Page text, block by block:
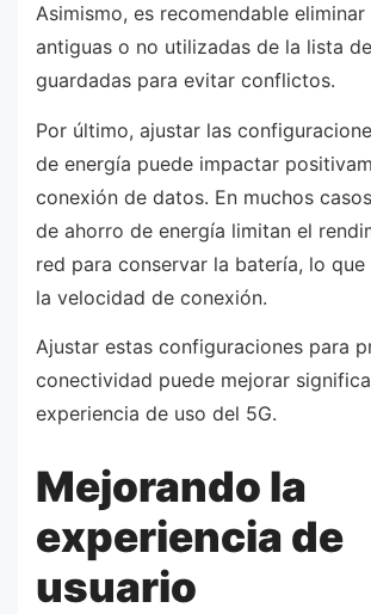
Asimismo, es recomendable eliminar
antiguas o no utilizadas de la lista
guardadas para evitar conflictos.
Por último, ajustar las
de energía puede impactar
conexión de datos. En muchos
de ahorro de energía limitan el
red para conservar la batería, lo
la velocidad de conexión.
Ajustar estas configuraciones para
conectividad puede mejorar
experiencia de uso del 5G.
Mejorando la
experiencia de
usuario